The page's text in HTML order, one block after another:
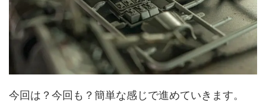
今回は？今回も？簡単な感じで進めていきます。